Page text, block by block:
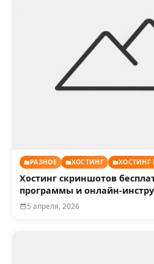
РАЗНОЕ ХОСТИНГ ХОСТИНГ
Хостинг скриншотов
программы и онлайн-
5 апреля, 2026